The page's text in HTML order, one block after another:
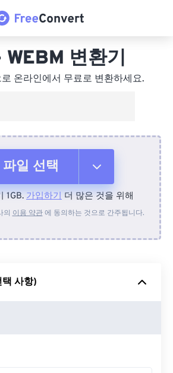
변환기
온라인에서 무료로 변환하세요.
파일 선택
장치에서
드라이브에서
1GB. 가입하기 더 많은 것을 위해
의 이용 약관에 동의하는 것으로 간주됩니다.
사항)